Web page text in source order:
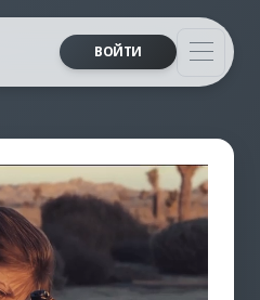
ВОЙТИ